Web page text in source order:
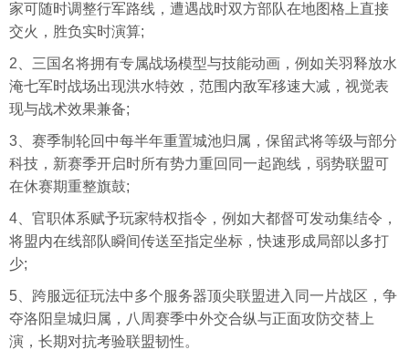
家可随时调整行军路线，遭遇战时双方部队在地图格上直接
交火，胜负实时演算;
2、三国名将拥有专属战场模型与技能动画，例如关羽释放水
淹七军时战场出现洪水特效，范围内敌军移速大减，视觉表
现与战术效果兼备;
3、赛季制轮回中每半年重置城池归属，保留武将等级与部分
科技，新赛季开启时所有势力重回同一起跑线，弱势联盟可
在休赛期重整旗鼓;
4、官职体系赋予玩家特权指令，例如大都督可发动集结令，
将盟内在线部队瞬间传送至指定坐标，快速形成局部以多打
少;
5、跨服远征玩法中多个服务器顶尖联盟进入同一片战区，争
夺洛阳皇城归属，八周赛季中外交合纵与正面攻防交替上
演，长期对抗考验联盟韧性。